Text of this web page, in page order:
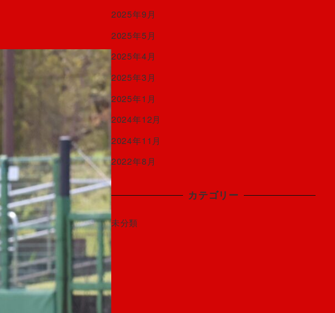
2025年9月
2025年5月
2025年4月
2025年3月
2025年1月
2024年12月
2024年11月
2022年8月
カテゴリー
未分類